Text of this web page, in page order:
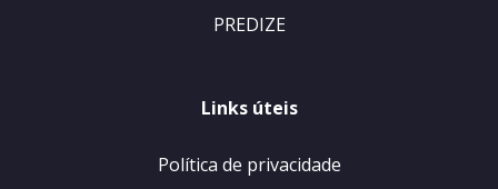
PREDIZE
Links úteis
Política de privacidade